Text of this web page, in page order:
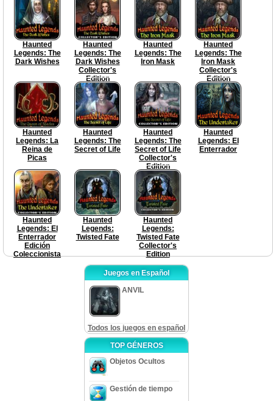
Haunted
Legends: The
Dark Wishes
Haunted
Legends: The
Dark Wishes
Collector's
Edition
Haunted
Legends: The
Iron Mask
Haunted
Legends: The
Iron Mask
Collector's
Edition
Haunted
Legends: La
Reina de
Picas
Haunted
Legends: The
Secret of Life
Haunted
Legends: The
Secret of Life
Collector's
Edition
Haunted
Legends: El
Enterrador
Haunted
Legends: El
Enterrador
Edición
Coleccionista
Haunted
Legends:
Twisted Fate
Haunted
Legends:
Twisted Fate
Collector's
Edition
Juegos en Español
ANVIL
Todos los juegos en español
TOP GÉNEROS
Objetos Ocultos
Gestión de tiempo